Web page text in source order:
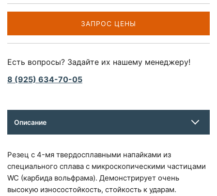
ЗАПРОС ЦЕНЫ
Есть вопросы? Задайте их нашему менеджеру!
8 (925) 634-70-05
Описание
Резец c 4-мя твердосплавными напайками из
специального сплава с микроскопическими частицами
WC (карбида вольфрама). Демонстрирует очень
высокую износостойкость, стойкость к ударам.